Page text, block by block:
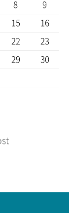
8 9
15 16
22 23
29 30